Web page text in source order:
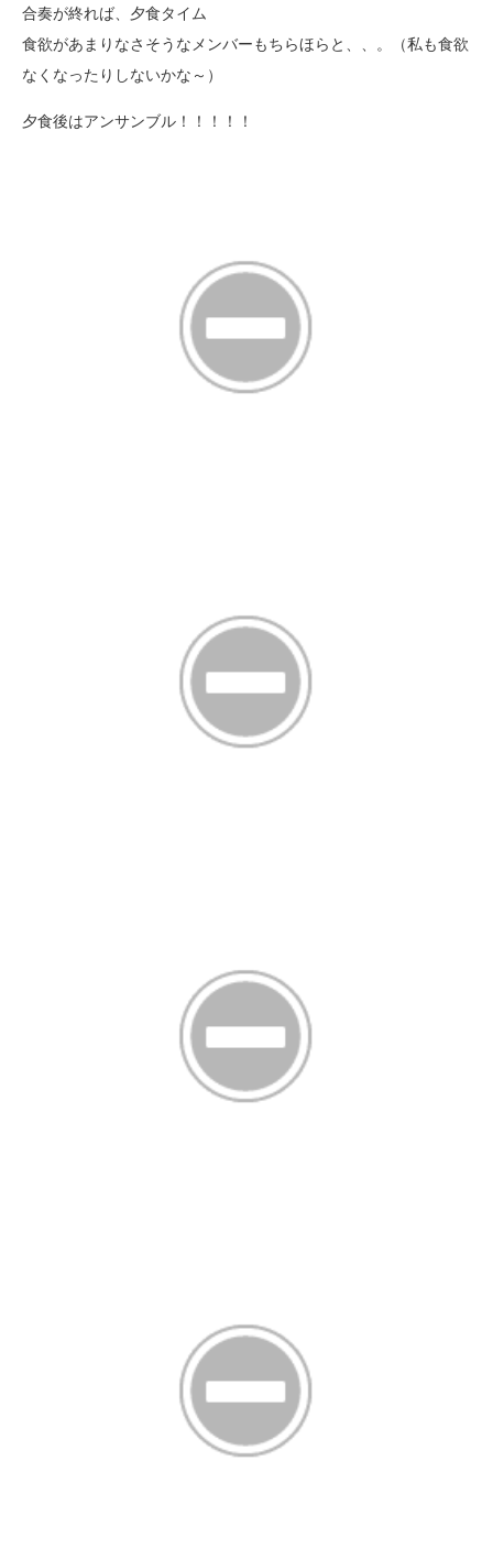
合奏が終れば、夕食タイム
食欲があまりなさそうなメンバーもちらほらと、、。（私も食欲
なくなったりしないかな～）
夕食後はアンサンブル！！！！！